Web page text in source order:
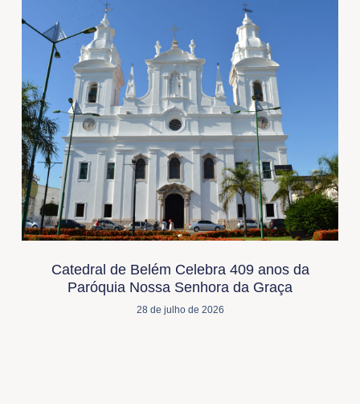
Catedral de Belém Celebra 409 anos da
Paróquia Nossa Senhora da Graça
28 de julho de 2026